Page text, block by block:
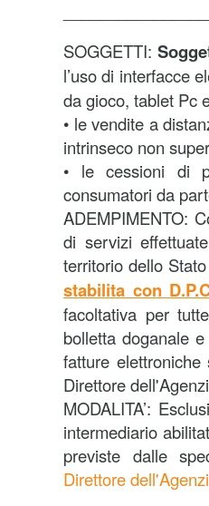
SOGGETTI:
l’uso di interfacce
da gioco, tablet Pc
• le vendite a
intrinseco non
• le cessioni di
consumatori da
ADEMPIMENTO:
di servizi
territorio dello
stabilita con
facoltativa per
bolletta doganale
fatture
Direttore
MODALITA’:
intermediario
previste dalle
Direttore